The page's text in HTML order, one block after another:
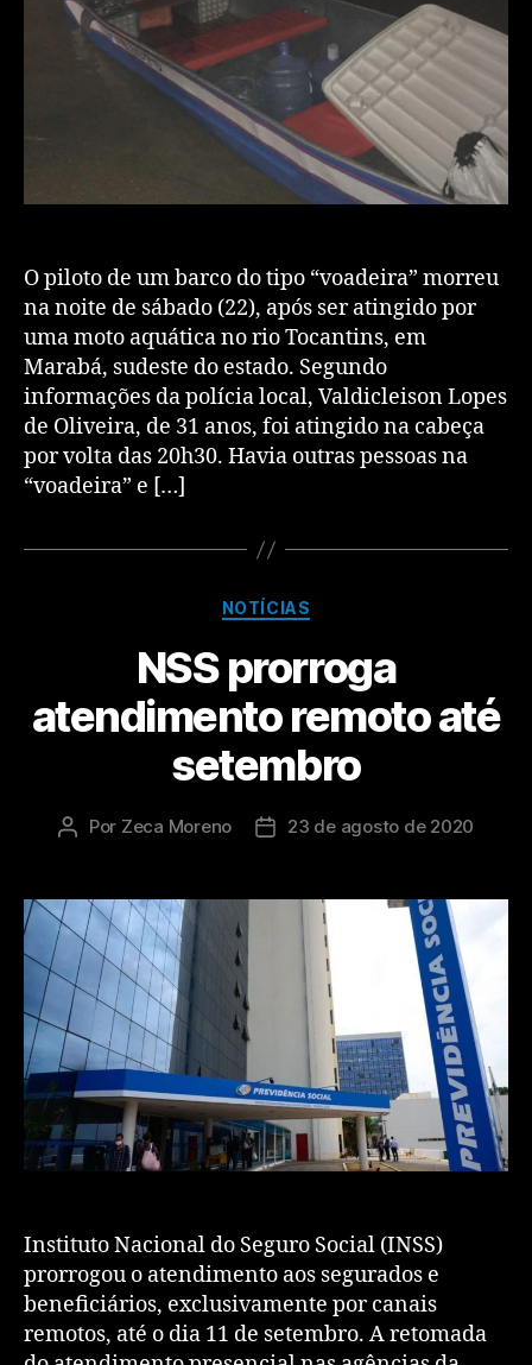
O piloto de um barco do tipo “voadeira” morreu
na noite de sábado (22), após ser atingido por
uma moto aquática no rio Tocantins, em
Marabá, sudeste do estado. Segundo
informações da polícia local, Valdicleison Lopes
de Oliveira, de 31 anos, foi atingido na cabeça
por volta das 20h30. Havia outras pessoas na
“voadeira” e […]
NOTÍCIAS
NSS prorroga
atendimento remoto até
setembro
Por Zeca Moreno 23 de agosto de 2020
Instituto Nacional do Seguro Social (INSS)
prorrogou o atendimento aos segurados e
beneficiários, exclusivamente por canais
remotos, até o dia 11 de setembro. A retomada